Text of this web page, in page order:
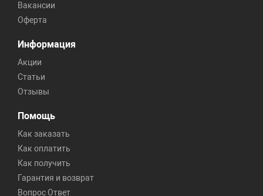
Вакансии
Оферта
Информация
Акции
Статьи
Отзывы
Помощь
Как заказать
Как оплатить
Как получить
Гарантия и возврат
Вопрос Ответ